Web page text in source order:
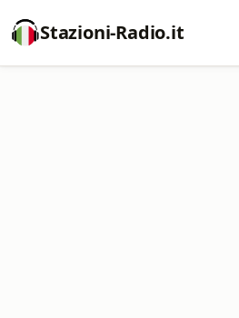
Stazioni-Radio.it